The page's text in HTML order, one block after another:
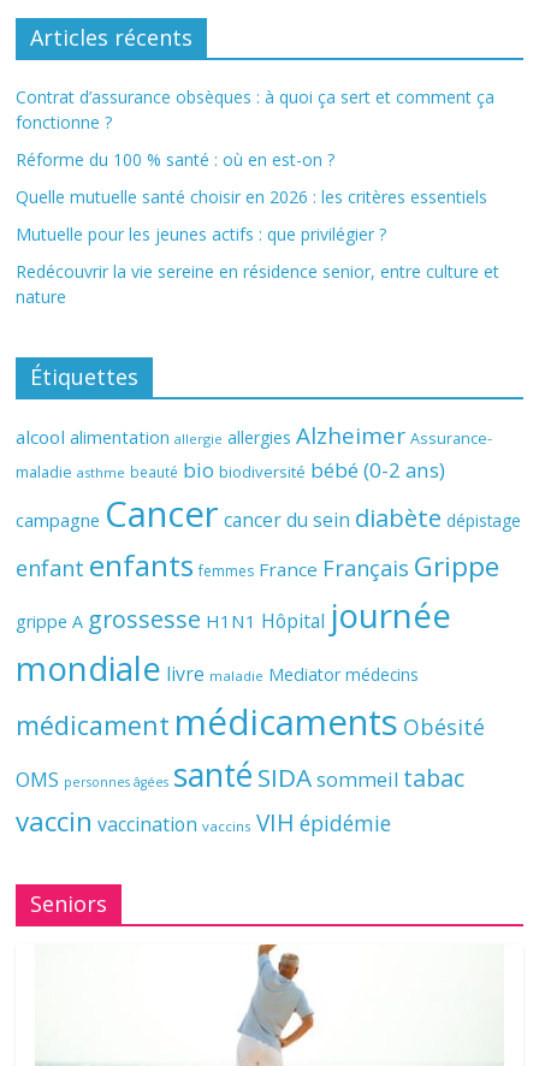
Articles récents
Contrat d’assurance obsèques : à quoi ça sert et comment ça
fonctionne ?
Réforme du 100 % santé : où en est-on ?
Quelle mutuelle santé choisir en 2026 : les critères essentiels
Mutuelle pour les jeunes actifs : que privilégier ?
Redécouvrir la vie sereine en résidence senior, entre culture et
nature
Étiquettes
alcool alimentation allergie allergies Alzheimer Assurance-
maladie asthme beauté bio biodiversité bébé (0-2 ans)
campagne Cancer cancer du sein diabète dépistage
enfant enfants femmes France Français Grippe
grippe A grossesse H1N1 Hôpital journée
mondiale livre maladie Mediator médecins
médicament médicaments Obésité
OMS personnes âgées santé SIDAsommeil tabac
vaccin vaccination vaccins VIH épidémie
Seniors